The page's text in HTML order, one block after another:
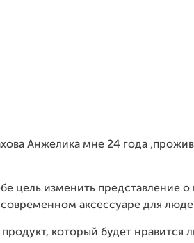
Анжелика мне 24 года
цель изменить представление о
аксессуаре для
продукт, который будет нравится